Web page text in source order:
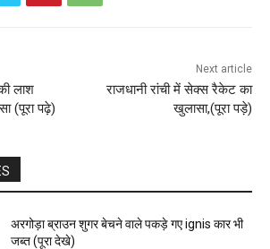
लाश
(पूरा पढ़े)
Next article
राजधानी रांची में सेक्स रैकेट का
खुलासा,(पूरा पड़े)
अरगोड़ा ब्राउन शुगर बेचने वाले पकड़े गए ignis कार भी
जब्त (पूरा देखे)